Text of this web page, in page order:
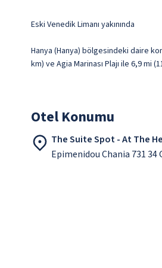
Eski Venedik Limanı yakınında
Hanya (Hanya) bölgesindeki daire
km) ve Agia Marinası Plajı ile 6,9 mi
Otel Konumu
The Suite Spot - At The
Epimenidou Chania 731 34